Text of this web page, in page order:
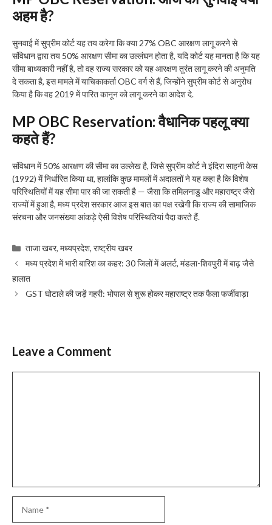
अहम है?
सुनवाई में सुप्रीम कोर्ट यह तय करेगा कि क्या 27% OBC आरक्षण लागू करने से
संविधान द्वारा तय 50% आरक्षण सीमा का उल्लंघन होता है, यदि कोर्ट यह मानता है कि यह
सीमा बाध्यकारी नहीं है, तो वह राज्य सरकार को यह आरक्षण तुरंत लागू करने की अनुमति
दे सकता है, इस मामले में याचिकाकर्ता OBC वर्ग से हैं, जिन्होंने सुप्रीम कोर्ट से अनुरोध
किया है कि वह 2019 में पारित कानून को लागू करने का आदेश दे.
MP OBC Reservation: वैधानिक पहलू क्या
कहते हैं?
संविधान में 50% आरक्षण की सीमा का उल्लेख है, जिसे सुप्रीम कोर्ट ने इंदिरा साहनी केस
(1992) में निर्धारित किया था, हालांकि कुछ मामलों में अदालतों ने यह कहा है कि विशेष
परिस्थितियों में यह सीमा पार की जा सकती है — जैसा कि तमिलनाडु और महाराष्ट्र जैसे
राज्यों में हुआ है, मध्य प्रदेश सरकार आज इस बात का पक्ष रखेगी कि राज्य की सामाजिक
संरचना और जनसंख्या आंकड़े ऐसी विशेष परिस्थितियां पैदा करते हैं.
Categories
ताजा खबर,मध्यप्रदेश,राष्ट्रीय खबर
मध्य प्रदेश में भारी बारिश का कहर: 30 जिलों में अलर्ट, मंडला-शिवपुरी में बाढ़ जैसे
हालात
GST घोटाले की जड़ें गहरी: भोपाल से शुरू होकर महाराष्ट्र तक फैला फर्जीवाड़ा
Leave a Comment